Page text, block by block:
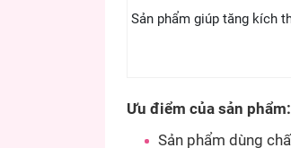
Sản phẩm giúp tăng kích
Ưu điểm của sản phẩm:
Sản phẩm dùng